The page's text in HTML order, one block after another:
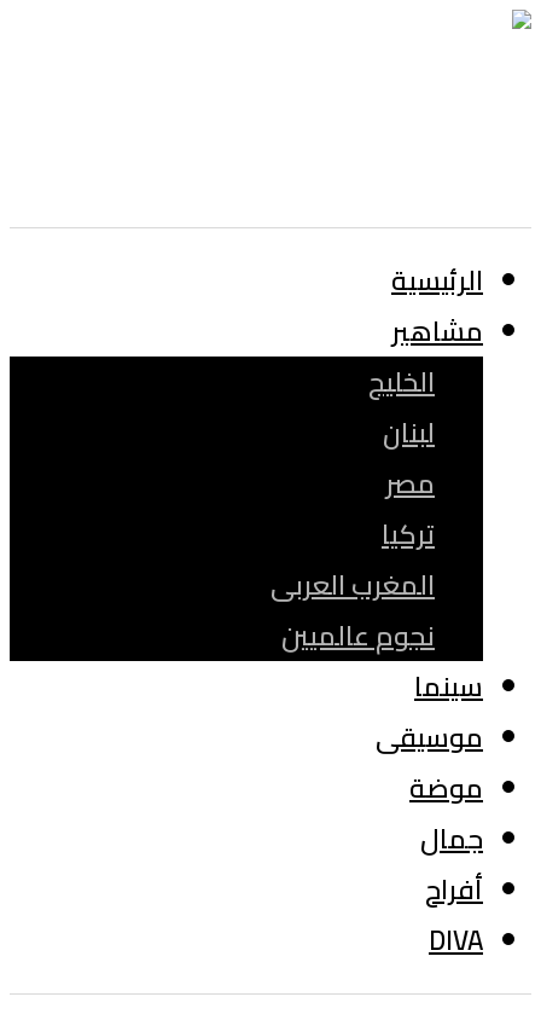
الرئيسية
مشاهير
الخليج
لبنان
مصر
تركيا
المغرب العربى
نجوم عالميين
سينما
موسيقى
موضة
جمال
أفراح
DIVA